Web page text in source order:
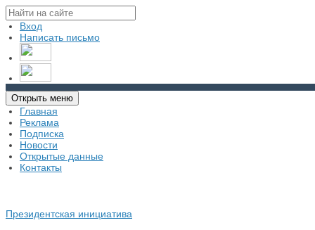
Вход
Написать письмо
Открыть меню
Главная
Реклама
Подписка
Новости
Открытые данные
Контакты
Президентская инициатива